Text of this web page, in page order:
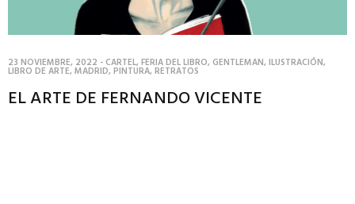
23 NOVIEMBRE, 2022 - CARTEL,FERIA DEL LIBRO, GENTLEMAN,ILUSTRACIÓN,
LIBRO DE ARTE,MADRID,PINTURA,RETRATOS
EL ARTE DE FERNANDO VICENTE